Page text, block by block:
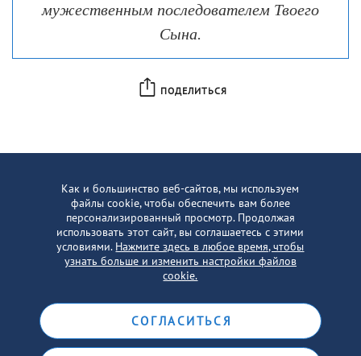
мужественным последователем Твоего
Сына.
ПОДЕЛИТЬСЯ
Как и большинство веб-сайтов, мы используем
файлы cookie, чтобы обеспечить вам более
персонализированный просмотр. Продолжая
использовать этот сайт, вы соглашаетесь с этими
условиями. Нажмите здесь в любое время, чтобы
узнать больше и изменить настройки файлов
cookie.
СОГЛАСИТЬСЯ